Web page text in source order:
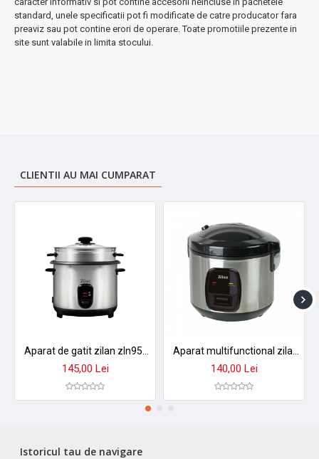
modernă!
standard, unele specificatii pot fi modificate de catre producator fara
preaviz sau pot contine erori de operare. Toate promotiile prezente in
site sunt valabile in limita stocului.
CLIENTII AU MAI CUMPARAT
145,00 Lei 140,00 Lei
Istoricul tau de navigare